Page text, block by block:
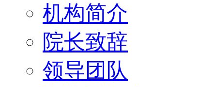
机构简介
院长致辞
领导团队